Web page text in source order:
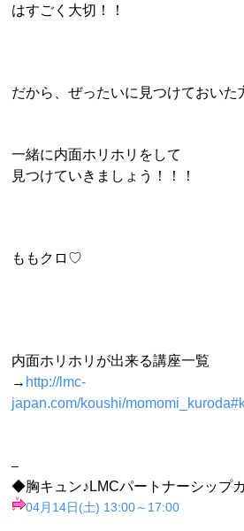
はすごく大切！！
だから、ぜったいに見つけておいた
一緒に内面ホリホリをして
見つけていきましょう！！！
ももクロ♡
内面ホリホリが出来る講座一覧
→ http://lmc-
japan.com/koushi/
–
◆胸キュン♪LMCパートナーシップ
04月14日(土) 13:00～17:00